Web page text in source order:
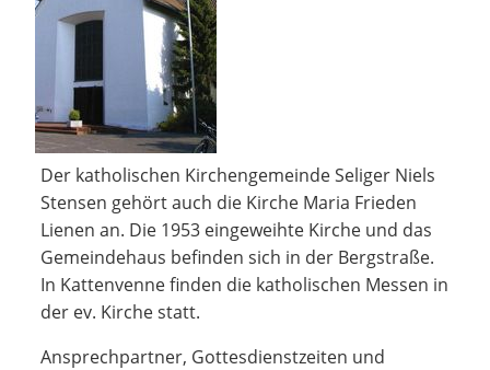
Der katholischen Kirchengemeinde Seliger Niels
Stensen gehört auch die Kirche Maria Frieden
Lienen an. Die 1953 eingeweihte Kirche und das
Gemeindehaus befinden sich in der Bergstraße.
In Kattenvenne finden die katholischen Messen in
der ev. Kirche statt.
Ansprechpartner, Gottesdienstzeiten und